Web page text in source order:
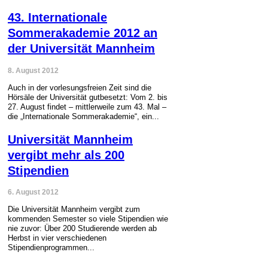
43. Internationale
Sommerakademie 2012 an
der Universität Mannheim
8. August 2012
Auch in der vorlesungsfreien Zeit sind die
Hörsäle der Universität gutbesetzt: Vom 2. bis
27. August findet – mittlerweile zum 43. Mal –
die „Internationale Sommerakademie“, ein...
Universität Mannheim
vergibt mehr als 200
Stipendien
6. August 2012
Die Universität Mannheim vergibt zum
kommenden Semester so viele Stipendien wie
nie zuvor: Über 200 Studierende werden ab
Herbst in vier verschiedenen
Stipendienprogrammen...